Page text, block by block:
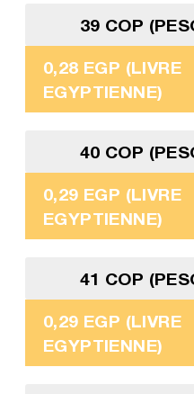
39 COP
0,28 EGP (LIVRE
EGYPTIENNE)
40 COP
0,29 EGP (LIVRE
EGYPTIENNE)
41 COP
0,29 EGP (LIVRE
EGYPTIENNE)